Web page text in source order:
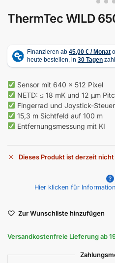
ThermTec WILD
Sensor mit 640 x 512 Pixel
NETD: ≤ 18 mK und 12 μm
Fingerrad und Joystick-
15,3 m Sichtfeld auf 100 m
Entfernungsmessung mit KI
Dieses Produkt ist derzeit
r
a
Hier klicken für
Zur Wunschliste hinzufügen
Versandkostenfreie Lieferung ab